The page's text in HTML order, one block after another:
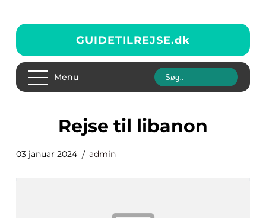
GUIDETILREJSE.dk
Menu
rejse til libanon
03 januar 2024 admin